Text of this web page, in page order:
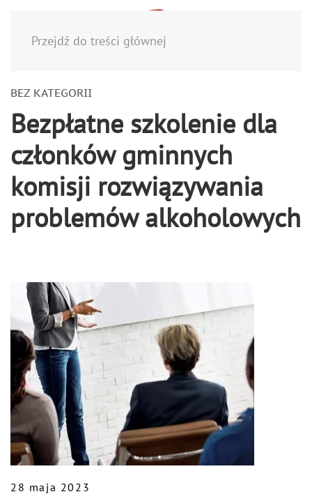
Przejdź do treści głównej
BEZ KATEGORII
Bezpłatne szkolenie dla
członków gminnych
komisji rozwiązywania
problemów alkoholowych
28 maja 2023